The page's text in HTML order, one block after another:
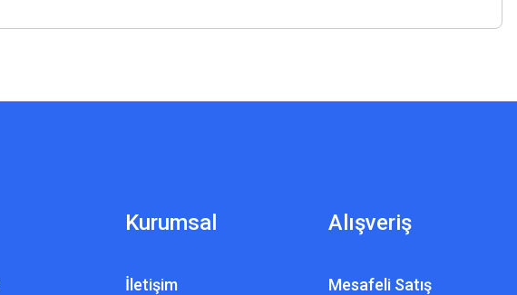
Kurumsal
İletişim
Alışveriş
Mesafeli Satış